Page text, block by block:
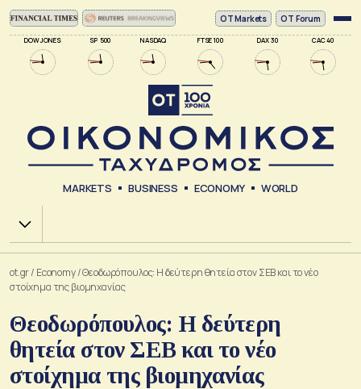
DOW JONES SP 500 NASDAQ FTSE 100 DAX 30 CAC 40
ΟΤ Markets OT Forum
MARKETS BUSINESS ECONOMY WORLD
Χ.Α.
ot.gr/ Economy/Θεοδωρόπουλος: Η δεύτερη θητεία στον ΣΕΒ και το νέο
στοίχημα της βιομηχανίας
Θεοδωρόπουλος: Η δεύτερη
θητεία στον ΣΕΒ και το νέο
στοίχημα της βιομηχανίας